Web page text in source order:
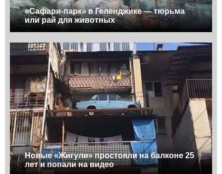
«Сафари-парк» в Геленджике — тюрьма
или рай для животных
Новые «Жигули» простояли на балконе 25
лет и попали на видео